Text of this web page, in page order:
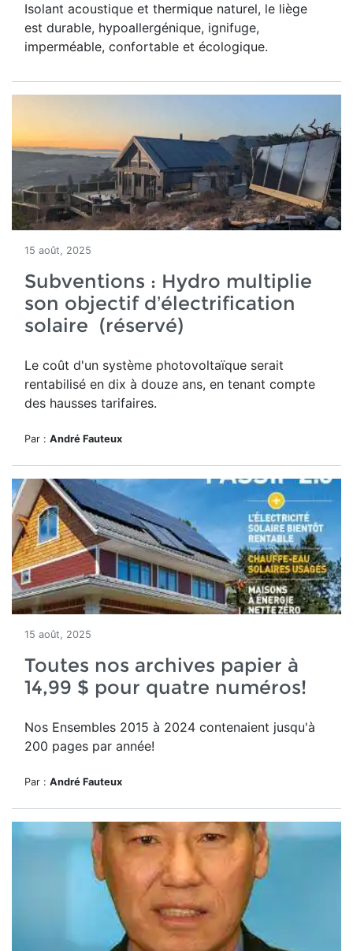
Isolant acoustique et thermique naturel, le liège
est durable, hypoallergénique, ignifuge,
imperméable, confortable et écologique.
15 août, 2025
Subventions : Hydro multiplie
son objectif d’électrification
solaire (réservé)
Le coût d'un système photovoltaïque serait
rentabilisé en dix à douze ans, en tenant compte
des hausses tarifaires.
Par : André Fauteux
15 août, 2025
Toutes nos archives papier à
14,99 $ pour quatre numéros!
Nos Ensembles 2015 à 2024 contenaient jusqu'à
200 pages par année!
Par : André Fauteux